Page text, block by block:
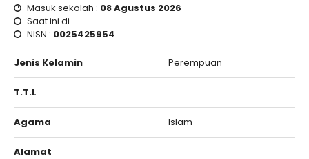
Masuk sekolah : 08 Agustus 2026
Saat ini di
NISN : 0025425954
Jenis Kelamin Perempuan
T.T.L
Agama Islam
Alamat